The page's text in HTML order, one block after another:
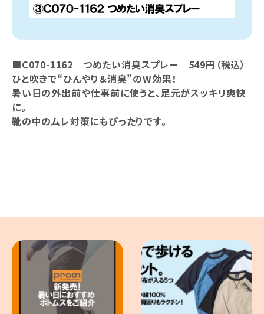
■C070-1162 つめたい消臭スプレー 549円（税込）
ひと吹きで“ひんやり＆消臭”のW効果！
暑い日の外出前や仕事前に使うと、足元がスッキリ爽快
に。
靴の中のムレ対策にもぴったりです。